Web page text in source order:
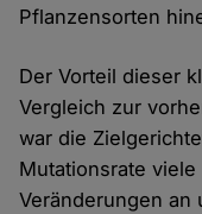
Pflanzensorten
Der Vorteil dieser
Vergleich zur
war die
Mutationsrate
Veränderungen an